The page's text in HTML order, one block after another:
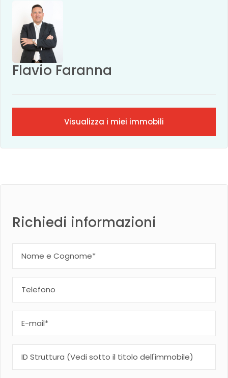
Flavio Faranna
Visualizza i miei immobili
Richiedi informazioni